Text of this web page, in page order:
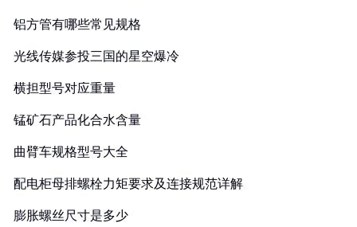
铝方管有哪些常见规格
光线传媒参投三国的星空爆冷
横担型号对应重量
锰矿石产品化合水含量
曲臂车规格型号大全
配电柜母排螺栓力矩要求及连接规范详解
膨胀螺丝尺寸是多少